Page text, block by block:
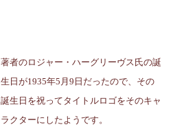
著者のロジャー・ハーグリーヴス氏の誕
生日が1935年5 月 9 日だったので、その
誕生日を祝ってタイトルロゴをそのキャ
ラクターにしたようです。